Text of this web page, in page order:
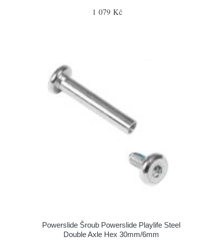
1 079 Kč
Powerslide Šroub Powerslide Playlife Steel
Double Axle Hex 30mm/6mm